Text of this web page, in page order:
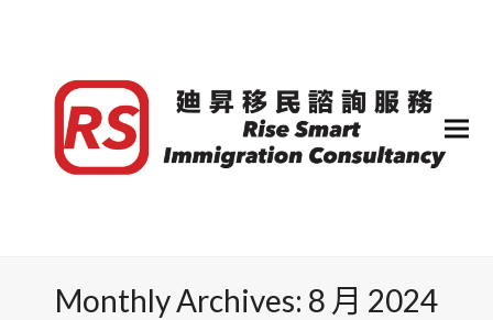
Monthly Archives: 8 月 2024